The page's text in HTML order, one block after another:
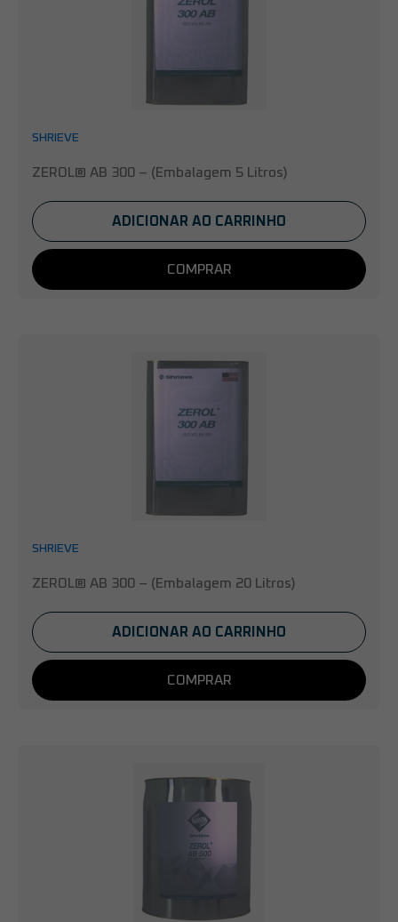
SHRIEVE
ZEROL® AB 300 – (Embalagem 5 Litros)
ADICIONAR AO CARRINHO
COMPRAR
SHRIEVE
ZEROL® AB 300 – (Embalagem 20 Litros)
ADICIONAR AO CARRINHO
COMPRAR